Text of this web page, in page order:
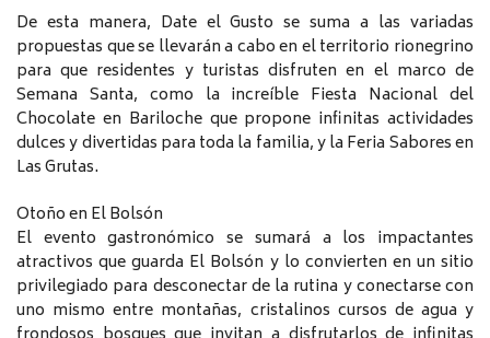
De esta manera, Date el Gusto se suma a las variadas
propuestas que se llevarán a cabo en el territorio rionegrino
para que residentes y turistas disfruten en el marco de
Semana Santa, como la increíble Fiesta Nacional del
Chocolate en Bariloche que propone infinitas actividades
dulces y divertidas para toda la familia, y la Feria Sabores en
Las Grutas.
Otoño en El Bolsón
El evento gastronómico se sumará a los impactantes
atractivos que guarda El Bolsón y lo convierten en un sitio
privilegiado para desconectar de la rutina y conectarse con
uno mismo entre montañas, cristalinos cursos de agua y